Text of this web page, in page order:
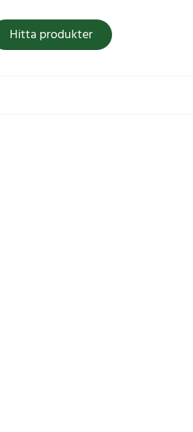
Hitta produkter